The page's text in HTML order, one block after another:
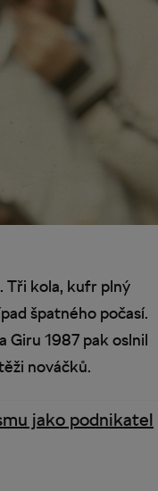
Tři kola, kufr plný
špatného počasí.
Giru 1987 pak oslnil
nováčků.
jako podnikatel